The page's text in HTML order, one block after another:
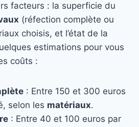
facteurs : la superficie du
(réfection complète ou
choisis, et l’état de la
estimations pour vous
coûts :
: Entre 150 et 300 euros
selon les matériaux.
: Entre 40 et 100 euros par